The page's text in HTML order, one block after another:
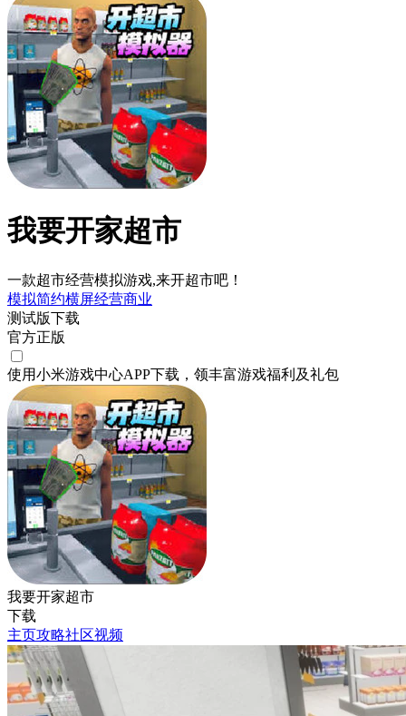
我要开家超市
一款超市经营模拟游戏,来开超市吧！
模拟简约横屏经营商业
测试版下载
官方正版
使用小米游戏中心APP下载 ，领丰富游戏福利 及礼包
我要开家超市
下载
主页攻略社区视频